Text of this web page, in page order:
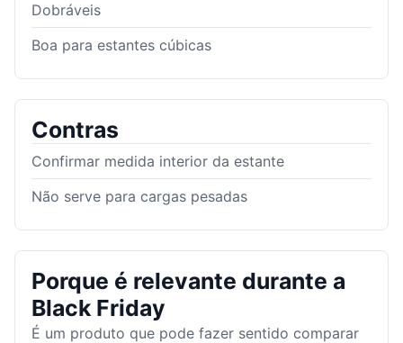
Dobráveis
Boa para estantes cúbicas
Contras
Confirmar medida interior da estante
Não serve para cargas pesadas
Porque é relevante durante a
Black Friday
É um produto que pode fazer sentido comparar